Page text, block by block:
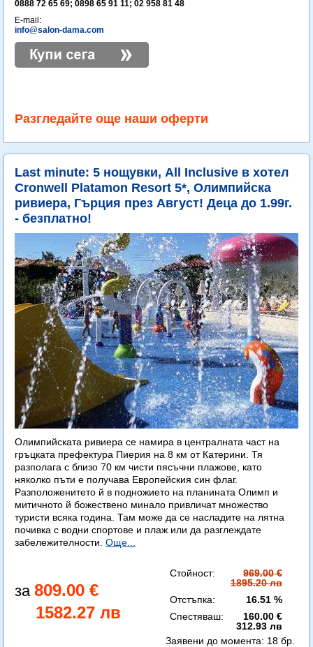
0888 72 65 69; 0898 65 91 11; 02 958 81 48
E-mail:
info@salon-dama.com
Разгледайте още наши оферти
Last minute: 5 нощувки, All Inclusive в хотел
Cronwell Platamon Resort 5*, Олимпийска
ривиера, Гърция през Август! Деца до 1.99г.
- безплатно!
Олимпийската ривиера се намира в централната част на
гръцката префектура Пиерия на 8 км от Катерини. Тя
разполага с близо 70 км чисти пясъчни плажове, като
няколко пъти е получава Европейския син флаг.
Разположенитето й в подножието на планината Олимп и
митичното й божествено минало привличат множество
туристи всяка година. Там може да се насладите на лятна
почивка с водни спортове и плаж или да разглеждате
забележителности. Още...
809.00 €
1582.27 лв
Стойност:
969.00 €
1895.20 лв
Отстъпка:
16.51 %
Спестяваш:
160.00 €
312.93 лв
Заявени до момента: 18 бр.